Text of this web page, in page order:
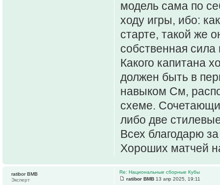
модель сама по
ходу игры, ибо:
старте, такой же
собственная сила
Какого капитана
должен быть в
навыком См,
схеме.
либо две
Всех благодарю
Хороших матчей
Re: Национальные сборные Кубы
ratibor BMB 13 апр 2025, 19:11
ratibor BMB
Эксперт